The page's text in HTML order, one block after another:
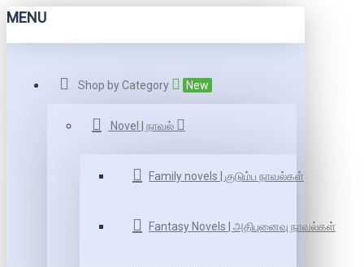
MENU
Shop by Category New
Novel | நாவல்
Family novels | குடும்ப நாவல்கள்
Fantasy Novels | அதிபுனைவு நாவல்கள்